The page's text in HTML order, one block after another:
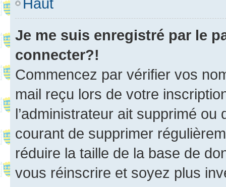
Je me suis enregistré par le
connecter?!
Commencez par vérifier vos
mail reçu lors de votre
l’administrateur ait supprimé
courant de supprimer
réduire la taille de la base de
vous réinscrire et soyez plus